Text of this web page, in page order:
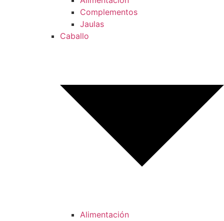
Complementos
Jaulas
Caballo
Alimentación